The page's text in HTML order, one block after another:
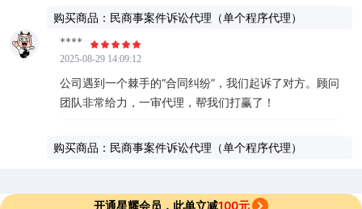
购买商品：民商事案件诉讼代理（单个程序代理）
****
2025-08-29 14:09:12
公司遇到一个棘手的“合同纠纷”，我们起诉了对方。顾问
团队非常给力，一审代理，帮我们打赢了！
购买商品：民商事案件诉讼代理（单个程序代理）
开通星耀会员，此单立减100元